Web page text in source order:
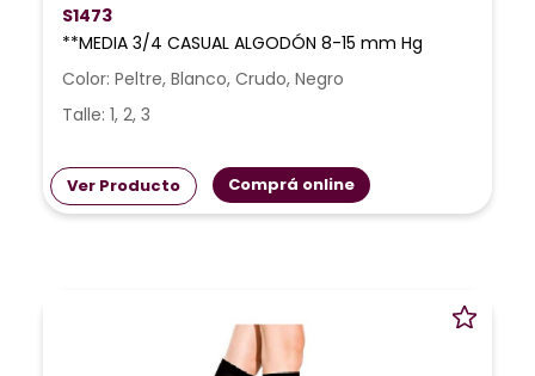
S1473
**MEDIA 3/4 CASUAL ALGODÓN 8-15 mm Hg
Color: Peltre, Blanco, Crudo, Negro
Talle: 1, 2, 3
Ver Producto Comprá online